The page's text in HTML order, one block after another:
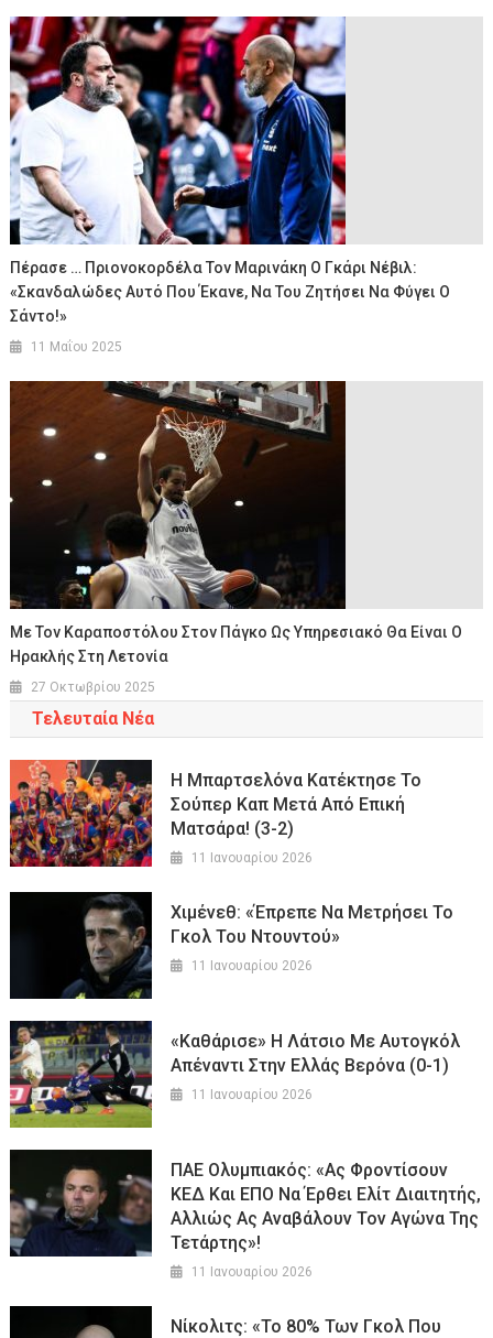
Πέρασε … Πριονοκορδέλα Τον Μαρινάκη Ο Γκάρι Νέβιλ:
«Σκανδαλώδες Αυτό Που Έκανε, Να Του Ζητήσει Να Φύγει Ο
Σάντο!»
11 Μαΐου 2025
Με Τον Καραποστόλου Στον Πάγκο Ως Υπηρεσιακό Θα Είναι Ο
Ηρακλής Στη Λετονία
27 Οκτωβρίου 2025
Τελευταία Νέα
Η Μπαρτσελόνα Κατέκτησε Το
Σούπερ Καπ Μετά Από Επική
Ματσάρα! (3-2)
11 Ιανουαρίου 2026
Χιμένεθ: «Έπρεπε Να Μετρήσει Το
Γκολ Του Ντουντού»
11 Ιανουαρίου 2026
«Καθάρισε» Η Λάτσιο Με Αυτογκόλ
Απέναντι Στην Ελλάς Βερόνα (0-1)
11 Ιανουαρίου 2026
ΠΑΕ Ολυμπιακός: «Ας Φροντίσουν
ΚΕΔ Και ΕΠΟ Να Έρθει Ελίτ Διαιτητής,
Αλλιώς Ας Αναβάλουν Τον Αγώνα Της
Τετάρτης»!
11 Ιανουαρίου 2026
Νίκολιτς: «Το 80% Των Γκολ Που